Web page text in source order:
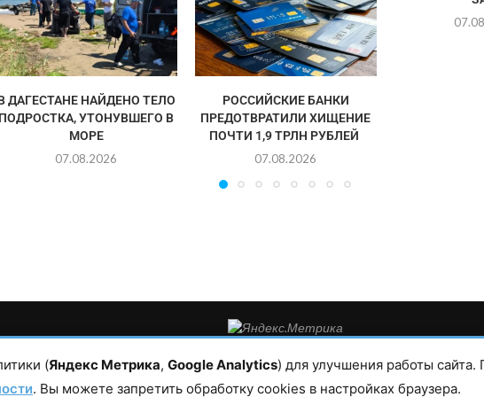
ДАГЕСТАНЕ НАЙДЕНО ТЕЛО
ПОДРОСТКА, УТОНУВШЕГО В
МОРЕ
07.08.2026
РОССИЙСКИЕ БАНКИ
ПРЕДОТВРАТИЛИ ХИЩЕНИЕ
ПОЧТИ 1,9 ТРЛН РУБЛЕЙ
07.08.2026
д. 1а. Все права защищены. Копирование и использование полных
условии гиперссылки на сайт mirmol.ru. 16+
(Яндекс Метрика, Google Analytics) для улучшения работы
. Вы можете запретить обработку cookies в настройках браузера.